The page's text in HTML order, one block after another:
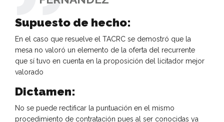
Supuesto de hecho:
En el caso que resuelve el TACRC se demostró que la
mesa no valoró un elemento de la oferta del recurrente
que sí tuvo en cuenta en la proposición del licitador mejor
valorado
Dictamen:
No se puede rectificar la puntuación en el mismo
procedimiento de contratación pues al ser conocidas ya